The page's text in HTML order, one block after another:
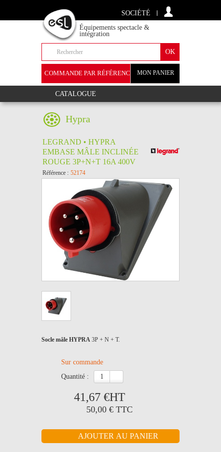
SOCIÉTÉ
Équipements spectacle &
intégration
MON PANIER
COMMANDE PAR RÉFÉRENCE
CATALOGUE
Hypra
LEGRAND • HYPRA
EMBASE MÂLE INCLINÉE
ROUGE 3P+N+T 16A 400V
Référence : 52174
Socle mâle HYPRA 3P + N + T.
Sur commande
quantité :
41,67 €HT
50,00 € TTC